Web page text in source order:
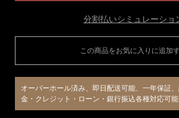
分割払いシミュレーショ
この商品をお気に入りに追加
オーバーホール済み、即日配送可能、一年保証
金・クレジット・ローン・銀行振込各種対応可能